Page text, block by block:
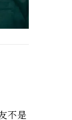
不是